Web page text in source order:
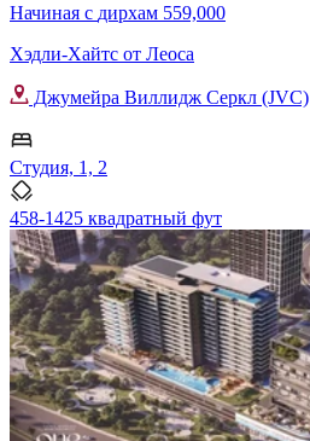
Начиная с дирхам 559,000
Хэдли-Хайтс от Леоса
Джумейра Виллидж Серкл (JVC)
Студия, 1, 2
458-1425 квадратный фут